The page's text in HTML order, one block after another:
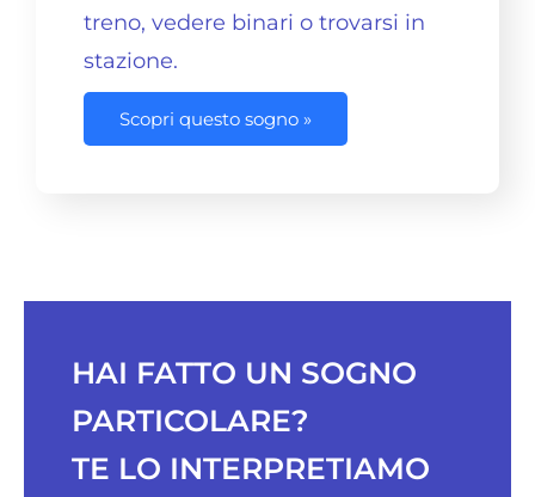
treno, vedere binari o trovarsi in
stazione.
Scopri questo sogno »
HAI FATTO UN SOGNO
PARTICOLARE?
TE LO INTERPRETIAMO